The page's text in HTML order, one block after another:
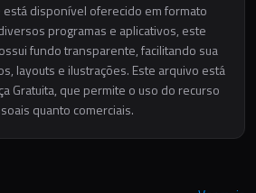
está disponível oferecido em formato
programas e aplicativos, este
fundo transparente, facilitando sua
layouts e ilustrações. Este arquivo está
Gratuita, que permite o uso do recurso
quanto comerciais.